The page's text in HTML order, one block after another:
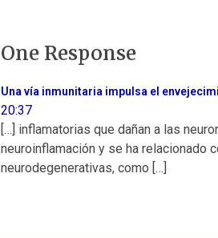
One Response
Una vía inmunitaria impulsa el
20:37
[…] inflamatorias que dañan a las
neuroinflamación y se ha relacionado
neurodegenerativas, como […]